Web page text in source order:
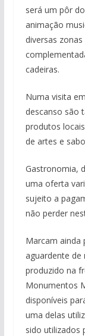
pub
será um pôr
animação
diversas
cadeiras.
Numa visita
descanso são
produtos
de artes e
Gastronomia,
uma oferta
sujeito a
não perder
Marcam ainda
aguardente de
produzido na
Monumentos
disponíveis
uma delas
sido utilizados